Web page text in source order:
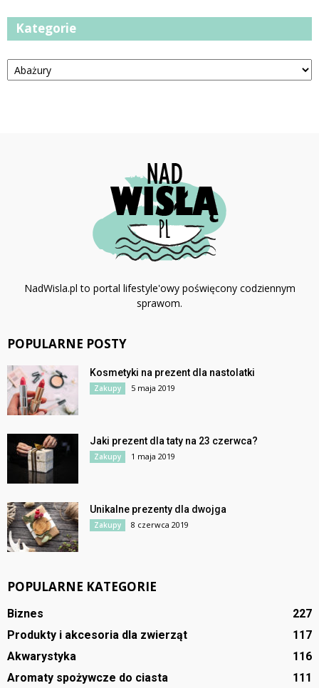
Kategorie
Kategorie
NadWisla.pl to portal lifestyle'owy poświęcony codziennym
sprawom.
POPULARNE POSTY
Kosmetyki na prezent dla nastolatki
Zakupy 5 maja 2019
Jaki prezent dla taty na 23 czerwca?
Zakupy 1 maja 2019
Unikalne prezenty dla dwojga
Zakupy 8 czerwca 2019
POPULARNE KATEGORIE
Biznes
227
Produkty i akcesoria dla zwierząt
117
Akwarystyka
116
Aromaty spożywcze do ciasta
111